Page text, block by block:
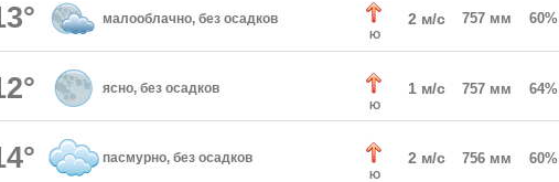
малооблачно, без осадков
Ю
2 м/с 757 мм 60%
ясно, без осадков
Ю
1 м/с 757 мм 64%
пасмурно, без осадков
Ю
2 м/с 756 мм 60%